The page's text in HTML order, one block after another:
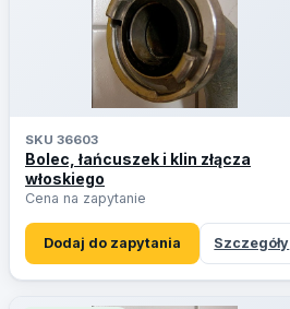
SKU 36603
Bolec, łańcuszek i klin złącza
włoskiego
Cena na zapytanie
Dodaj do zapytania Szczegóły